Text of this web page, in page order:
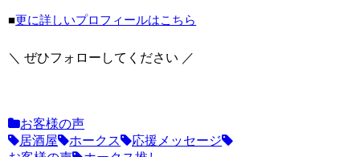
■更に詳しいプロフィールはこちら
＼ ぜひフォローしてください ／
お客様の声
居酒屋
ホークス
応援メッセージ